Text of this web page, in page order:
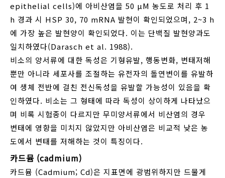
epithelial cells)에 아비산염을 50 μM 농도로 처리 후 1
h 경과 시 HSP 30, 70 mRNA 발현이 확인되었으며, 2~3 h
에 가장 높은 발현양이 확인되었다. 이는 단백질 발현양과도
일치하였다(Darasch et al. 1988).
비소의 양서류에 대한 독성은 기형유발, 행동변화, 변태저해
뿐만 아니라 세포사를 조절하는 유전자의 돌연변이를 유발하
여 생체 전반에 걸친 전신독성을 유발할 가능성이 있음을 확
인하였다. 비소는 그 형태에 따라 독성이 상이하게 나타났으
며 비록 시험종이 다르지만 무미양서류에서 비산염의 경우
변태에 영향을 미치지 않았지만 아비산염은 비교적 낮은 농
도에서 변태를 저해하는 것이 특징이다.
카드뮴 (cadmium)
카드뮴 (Cadmium; Cd)은 지표면에 광범위하지만 드물게